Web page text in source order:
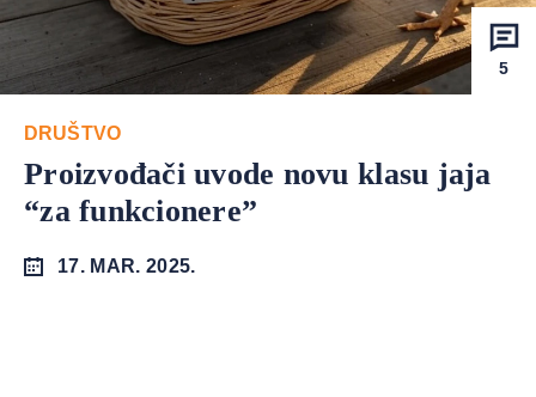
5
DRUŠTVO
Proizvođači uvode novu klasu jaja
“za funkcionere”
17. MAR. 2025.